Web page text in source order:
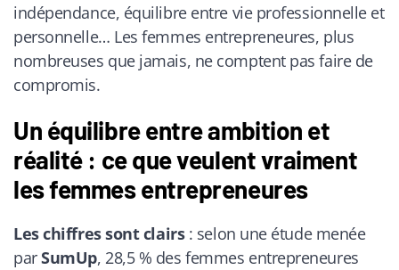
indépendance, équilibre entre vie professionnelle et
personnelle… Les femmes entrepreneures, plus
nombreuses que jamais, ne comptent pas faire de
compromis.
Un équilibre entre ambition et
réalité : ce que veulent vraiment
les femmes entrepreneures
Les chiffres sont clairs: selon une étude menée
parSumUp, 28,5 % des femmes entrepreneures